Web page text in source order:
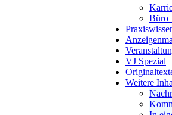
Büro
VJ Spezial
Weitere